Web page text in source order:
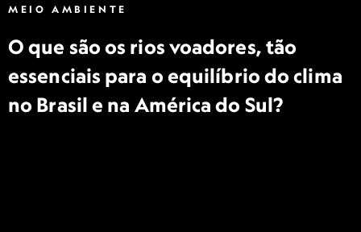
MEIO AMBIENTE
O que são os rios voadores, tão
essenciais para o equilíbrio do clima
no Brasil e na América do Sul?